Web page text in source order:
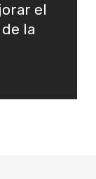
el
la